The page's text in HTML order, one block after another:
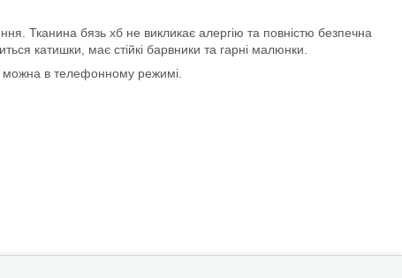
Тканина бязь хб не викликає алергію та повністю безпечна
катишки, має стійкі барвники та гарні малюнки.
можна в телефонному режимі.